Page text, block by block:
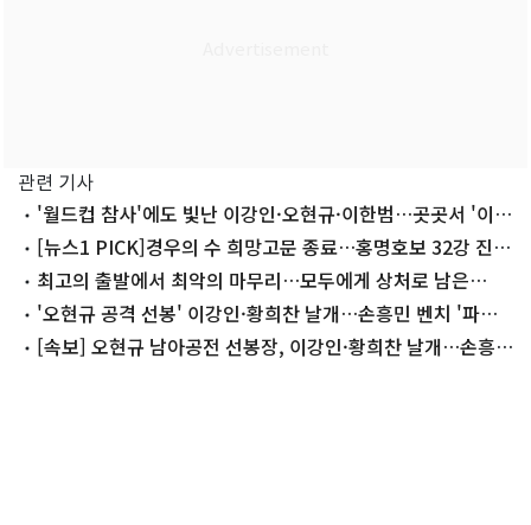
관련 기사
'월드컵 참사'에도 빛난 이강인·오현규·이한범…곳곳서 '이
적설'
[뉴스1 PICK]경우의 수 희망고문 종료…홍명호보 32강 진출
실패최고의 출발에서 최악의 마무리…모두에게 상처로 남은
2026 월드컵
'오현규 공격 선봉' 이강인·황희찬 날개…손흥민 벤치 '파격
라인업'
[속보] 오현규 남아공전 선봉장, 이강인·황희찬 날개…손흥